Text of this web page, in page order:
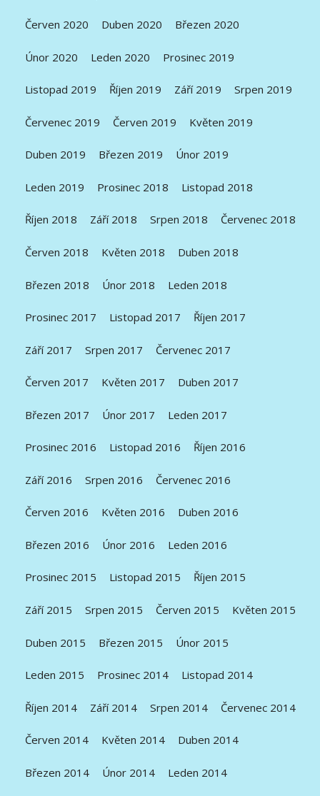
Červen 2020 Duben 2020 Březen 2020
Únor 2020 Leden 2020 Prosinec 2019
Listopad 2019 Říjen 2019 Září 2019 Srpen 2019
Červenec 2019 Červen 2019 Květen 2019
Duben 2019 Březen 2019 Únor 2019
Leden 2019 Prosinec 2018 Listopad 2018
Říjen 2018 Září 2018 Srpen 2018 Červenec 2018
Červen 2018 Květen 2018 Duben 2018
Březen 2018 Únor 2018 Leden 2018
Prosinec 2017 Listopad 2017 Říjen 2017
Září 2017 Srpen 2017 Červenec 2017
Červen 2017 Květen 2017 Duben 2017
Březen 2017 Únor 2017 Leden 2017
Prosinec 2016 Listopad 2016 Říjen 2016
Září 2016 Srpen 2016 Červenec 2016
Červen 2016 Květen 2016 Duben 2016
Březen 2016 Únor 2016 Leden 2016
Prosinec 2015 Listopad 2015 Říjen 2015
Září 2015 Srpen 2015 Červen 2015 Květen 2015
Duben 2015 Březen 2015 Únor 2015
Leden 2015 Prosinec 2014 Listopad 2014
Říjen 2014 Září 2014 Srpen 2014 Červenec 2014
Červen 2014 Květen 2014 Duben 2014
Březen 2014 Únor 2014 Leden 2014